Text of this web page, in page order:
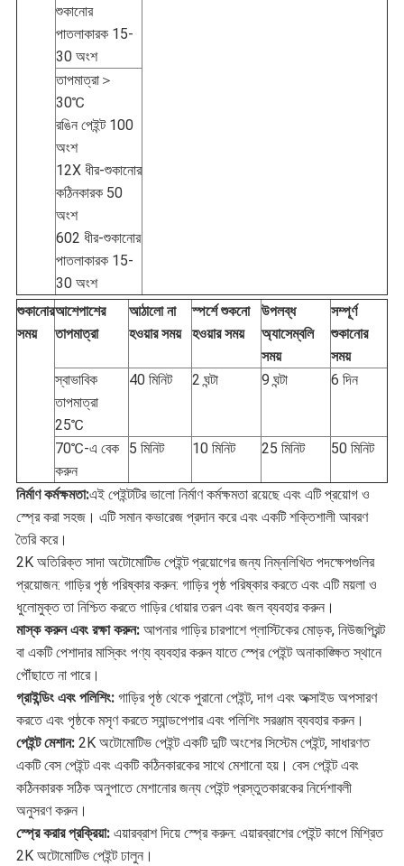
শুকানোর
পাতলাকারক 15-
30 অংশ
তাপমাত্রা＞
30℃
রঙিন পেইন্ট 100
অংশ
12X ধীর-শুকানোর
কঠিনকারক 50
অংশ
602 ধীর-শুকানোর
পাতলাকারক 15-
30 অংশ
শুকানোর
সময়
আশেপাশের
তাপমাত্রা
আঠালো না
হওয়ার সময়
স্পর্শে শুকনো
হওয়ার সময়
উপলব্ধ
অ্যাসেম্বলি
সময়
সম্পূর্ণ
শুকানোর
সময়
স্বাভাবিক
তাপমাত্রা
25℃
40 মিনিট 2 ঘন্টা 9 ঘন্টা 6 দিন
70℃-এ বেক
করুন
5 মিনিট 10 মিনিট 25 মিনিট 50 মিনিট
নির্মাণ কর্মক্ষমতা:এই পেইন্টটির ভালো নির্মাণ কর্মক্ষমতা রয়েছে এবং এটি প্রয়োগ ও
স্প্রে করা সহজ। এটি সমান কভারেজ প্রদান করে এবং একটি শক্তিশালী আবরণ
তৈরি করে।
2K অতিরিক্ত সাদা অটোমোটিভ পেইন্ট প্রয়োগের জন্য নিম্নলিখিত পদক্ষেপগুলির
প্রয়োজন: গাড়ির পৃষ্ঠ পরিষ্কার করুন: গাড়ির পৃষ্ঠ পরিষ্কার করতে এবং এটি ময়লা ও
ধুলোমুক্ত তা নিশ্চিত করতে গাড়ির ধোয়ার তরল এবং জল ব্যবহার করুন।
মাস্ক করুন এবং রক্ষা করুন:আপনার গাড়ির চারপাশে প্লাস্টিকের মোড়ক, নিউজপ্রিন্ট
বা একটি পেশাদার মাস্কিং পণ্য ব্যবহার করুন যাতে স্প্রে পেইন্ট অনাকাঙ্ক্ষিত স্থানে
পৌঁছাতে না পারে।
গ্রাইন্ডিং এবং পলিশিং: গাড়ির পৃষ্ঠ থেকে পুরানো পেইন্ট, দাগ এবং অক্সাইড অপসারণ
করতে এবং পৃষ্ঠকে মসৃণ করতে স্যান্ডপেপার এবং পলিশিং সরঞ্জাম ব্যবহার করুন।
পেইন্ট মেশান: 2K অটোমোটিভ পেইন্ট একটি দুটি অংশের সিস্টেম পেইন্ট, সাধারণত
একটি বেস পেইন্ট এবং একটি কঠিনকারকের সাথে মেশানো হয়। বেস পেইন্ট এবং
কঠিনকারক সঠিক অনুপাতে মেশানোর জন্য পেইন্ট প্রস্তুতকারকের নির্দেশাবলী
অনুসরণ করুন।
স্প্রে করার প্রক্রিয়া: এয়ারব্রাশ দিয়ে স্প্রে করুন: এয়ারব্রাশের পেইন্ট কাপে মিশ্রিত
2K অটোমোটিভ পেইন্ট ঢালুন।